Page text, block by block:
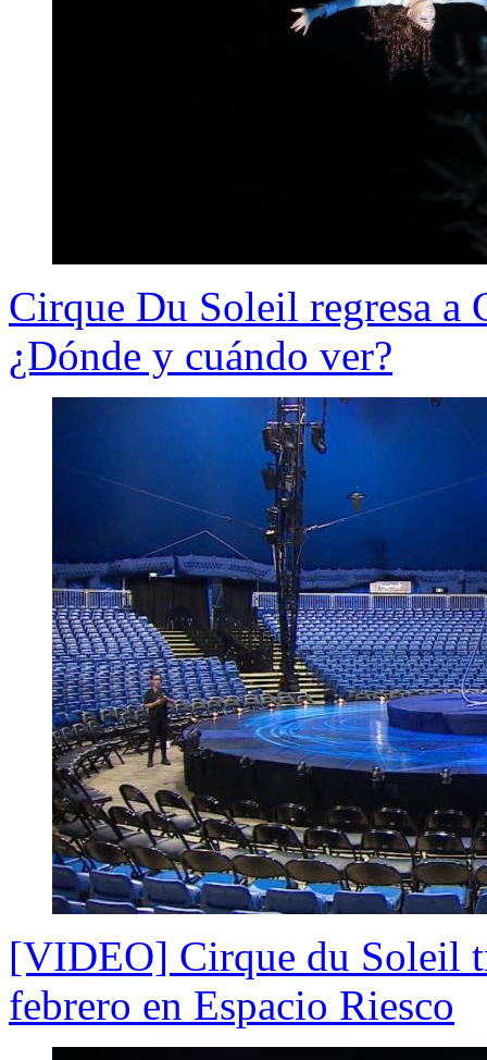
Cirque Du Soleil regresa
¿Dónde y cuándo ver?
[VIDEO] Cirque du Soleil
febrero en Espacio Riesco